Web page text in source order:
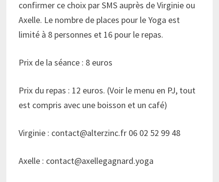
confirmer ce choix par SMS auprès de Virginie ou
Axelle. Le nombre de places pour le Yoga est
limité à 8 personnes et 16 pour le repas.
Prix de la séance : 8 euros
Prix du repas : 12 euros. (Voir le menu en PJ, tout
est compris avec une boisson et un café)
Virginie : contact@alterzinc.fr 06 02 52 99 48
Axelle : contact@axellegagnard.yoga